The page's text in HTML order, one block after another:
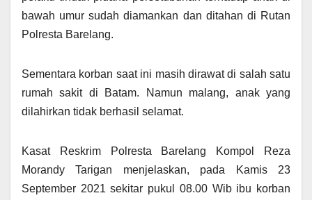
bawah umur sudah diamankan dan ditahan di Rutan
Polresta Barelang.
Sementara korban saat ini masih dirawat di salah satu
rumah sakit di Batam. Namun malang, anak yang
dilahirkan tidak berhasil selamat.
Kasat Reskrim Polresta Barelang Kompol Reza
Morandy Tarigan menjelaskan, pada Kamis 23
September 2021 sekitar pukul 08.00 Wib ibu korban